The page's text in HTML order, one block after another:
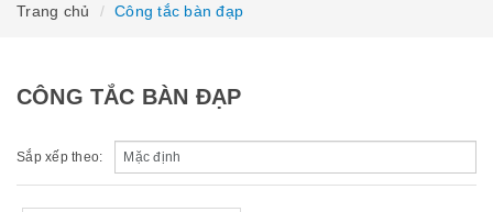
Trang chủ Công tắc bàn đạp
CÔNG TẮC BÀN ĐẠP
Sắp xếp theo: